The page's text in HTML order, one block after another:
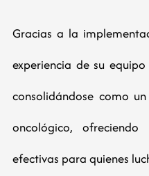
Gracias a la
experiencia de su
consolidándose como
oncológico,
efectivas para quienes